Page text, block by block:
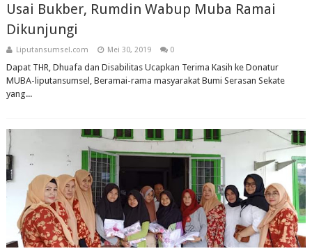
Usai Bukber, Rumdin Wabup Muba Ramai
Dikunjungi
Liputansumsel.com Mei 30, 2019 0
Dapat THR, Dhuafa dan Disabilitas Ucapkan Terima Kasih ke Donatur
MUBA-liputansumsel, Beramai-rama masyarakat Bumi Serasan Sekate
yang...